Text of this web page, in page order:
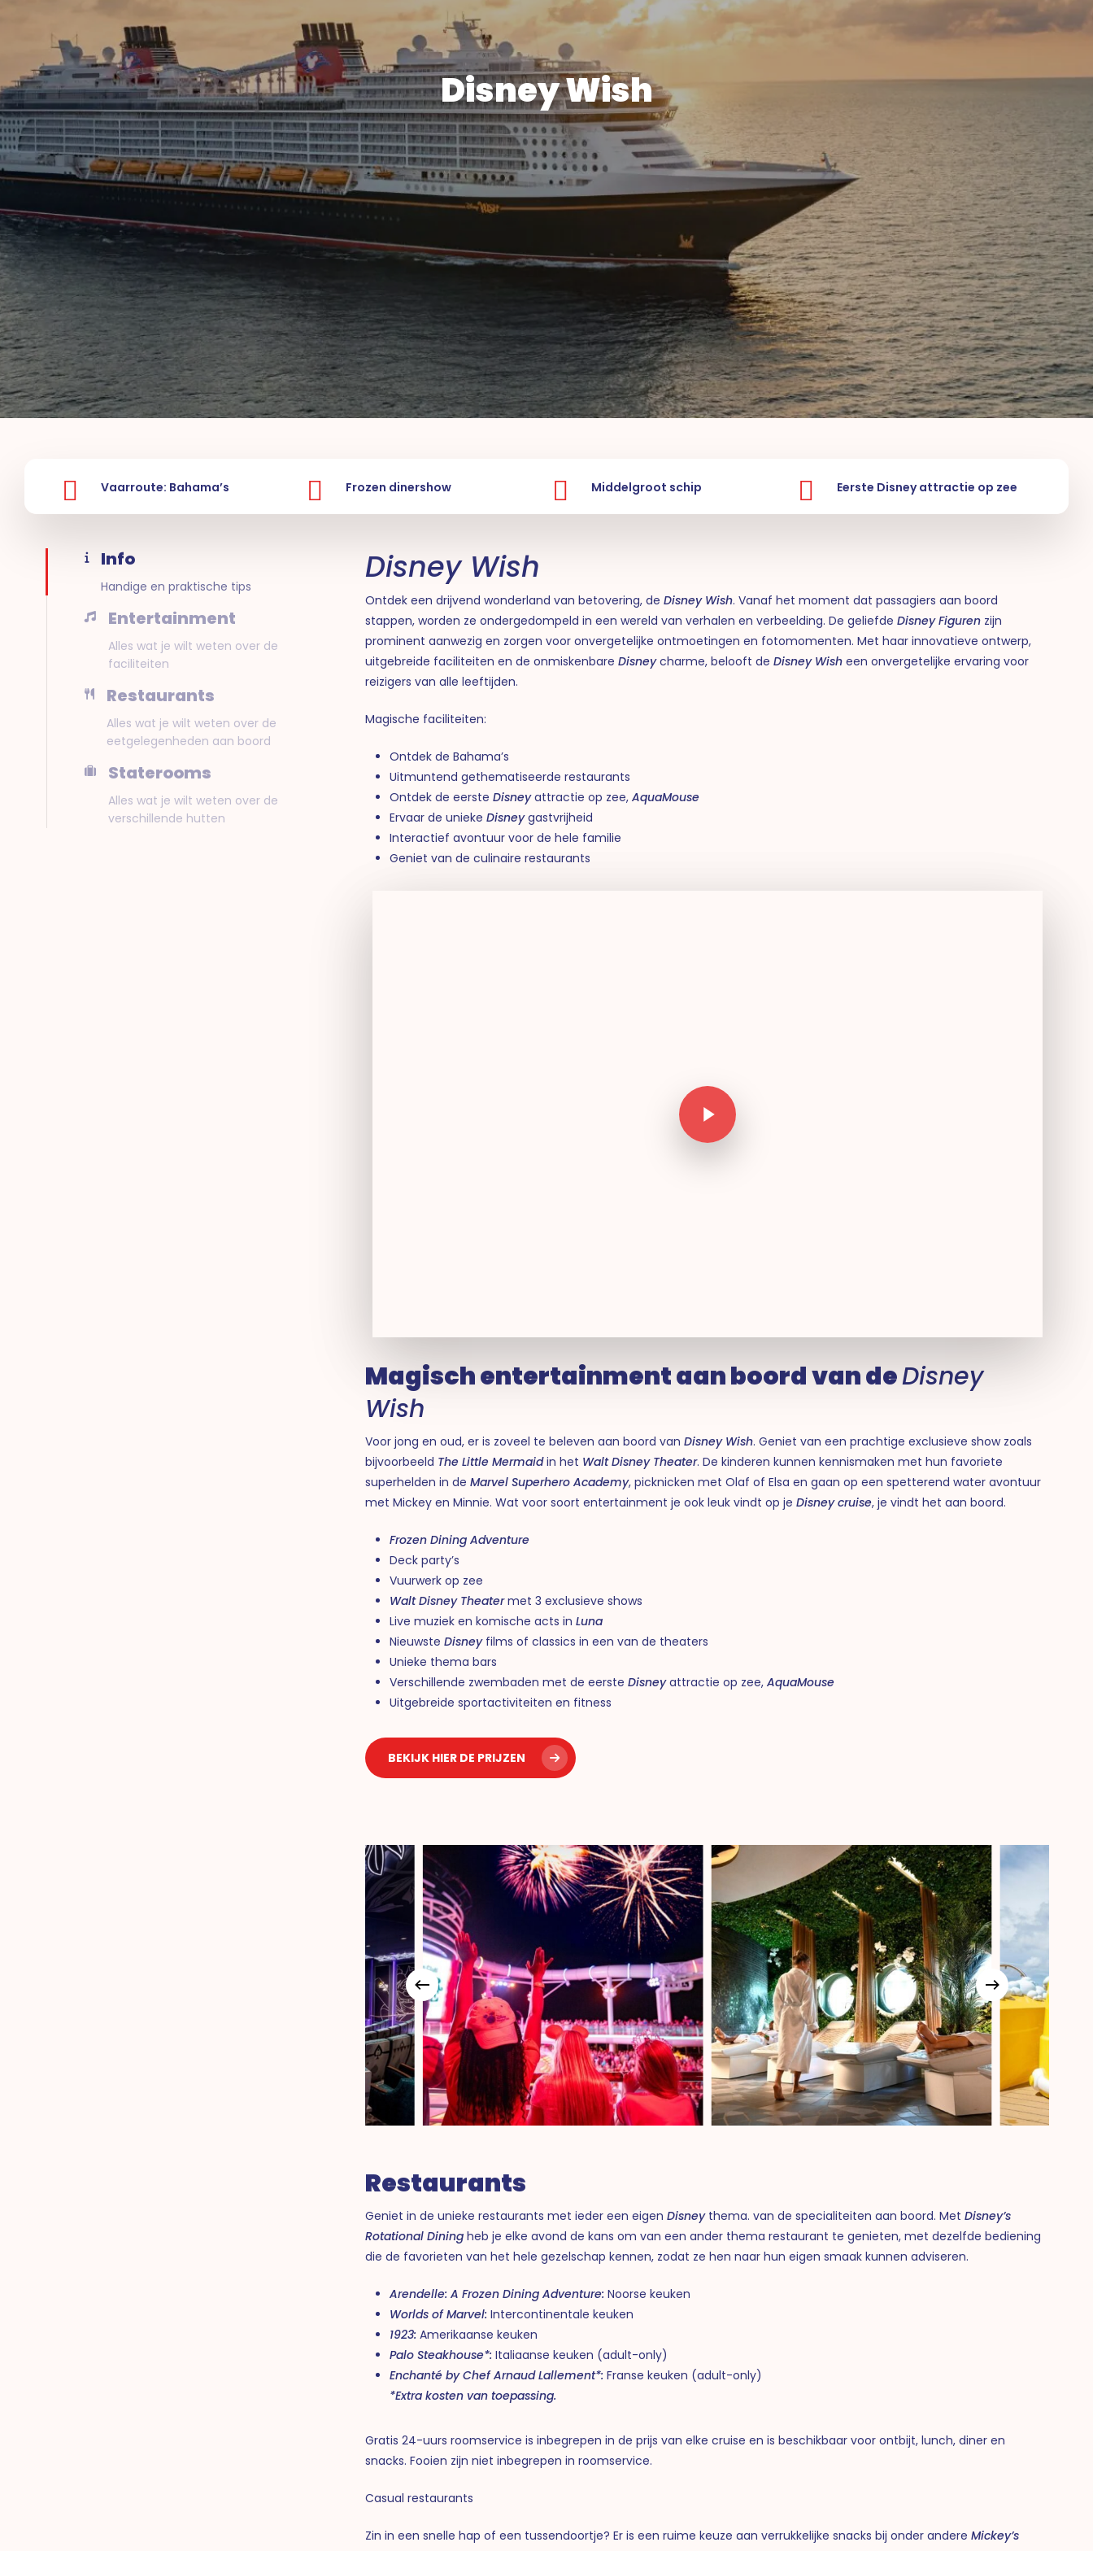
Disney Wish
Vaarroute: Bahama’s Frozen dinershow Middelgroot schip Eerste Disney attractie op zee
Info
Handige en praktische tips
Entertainment
Alles wat je wilt weten over de
faciliteiten
Restaurants
Alles wat je wilt weten over de
eetgelegenheden aan boord
Staterooms
Alles wat je wilt weten over de
verschillende hutten
Disney Wish
Ontdek een drijvend wonderland van betovering, deDisney Wish. Vanaf het moment dat passagiers aan boord
stappen, worden ze ondergedompeld in een wereld van verhalen en verbeelding. De geliefdeDisney Figuren zijn
prominent aanwezig en zorgen voor onvergetelijke ontmoetingen en fotomomenten. Met haar innovatieve ontwerp,
uitgebreide faciliteiten en de onmiskenbareDisneycharme, belooft deDisney Wish een onvergetelijke ervaring voor
reizigers van alle leeftijden.
Magische faciliteiten:
Ontdek de Bahama’s
Uitmuntend gethematiseerde restaurants
Ontdek de eersteDisneyattractie op zee,AquaMouse
Ervaar de uniekeDisneygastvrijheid
Interactief avontuur voor de hele familie
Geniet van de culinaire restaurants
Play Video
Magisch entertainment aan boord van deDisney
Wish
Voor jong en oud, er is zoveel te beleven aan boord vanDisney Wish. Geniet van een prachtige exclusieve show zoals
bijvoorbeeld The Little Mermaidin het Walt Disney Theater. De kinderen kunnen kennismaken met hun favoriete
superhelden in deMarvel Superhero Academy, picknicken met Olaf of Elsa en gaan op een spetterend water avontuur
met Mickey en Minnie.Wat voor soort entertainment je ook leuk vindt op jeDisney cruise, je vindt het aan boord.
Frozen Dining Adventure
Deck party’s
Vuurwerk op zee
Walt Disney Theatermet 3 exclusieve shows
Live muziek en komische acts inLuna
NieuwsteDisneyfilms of classics in een van de theaters
Unieke thema bars
Verschillende zwembaden met de eerste Disneyattractie op zee,AquaMouse
Uitgebreide sportactiviteiten en fitness
BEKIJK HIER DE PRIJZEN
Restaurants
Geniet in de unieke restaurants met ieder een eigenDisneythema. van de specialiteiten aan boord. MetDisney’s
Rotational Dining heb je elke avond de kans om van een ander thema restaurant te genieten, met dezelfde bediening
die de favorieten van het hele gezelschap kennen, zodat ze hen naar hun eigen smaak kunnen adviseren.
Arendelle: A Frozen Dining Adventure: Noorse keuken
Worlds of Marvel:Intercontinentale keuken
1923: Amerikaanse keuken
Palo Steakhouse*: Italiaanse keuken (adult-only)
Enchanté by Chef Arnaud Lallement*: Franse keuken (adult-only)
*Extra kosten van toepassing.
Gratis 24-uurs roomservice is inbegrepen in de prijs van elke cruise en is beschikbaar voor ontbijt, lunch, diner en
snacks. Fooien zijn niet inbegrepen in roomservice.
Casual restaurants
Zin in een snelle hap of een tussendoortje? Er is een ruime keuze aan verrukkelijke snacks bij onder andereMickey’s